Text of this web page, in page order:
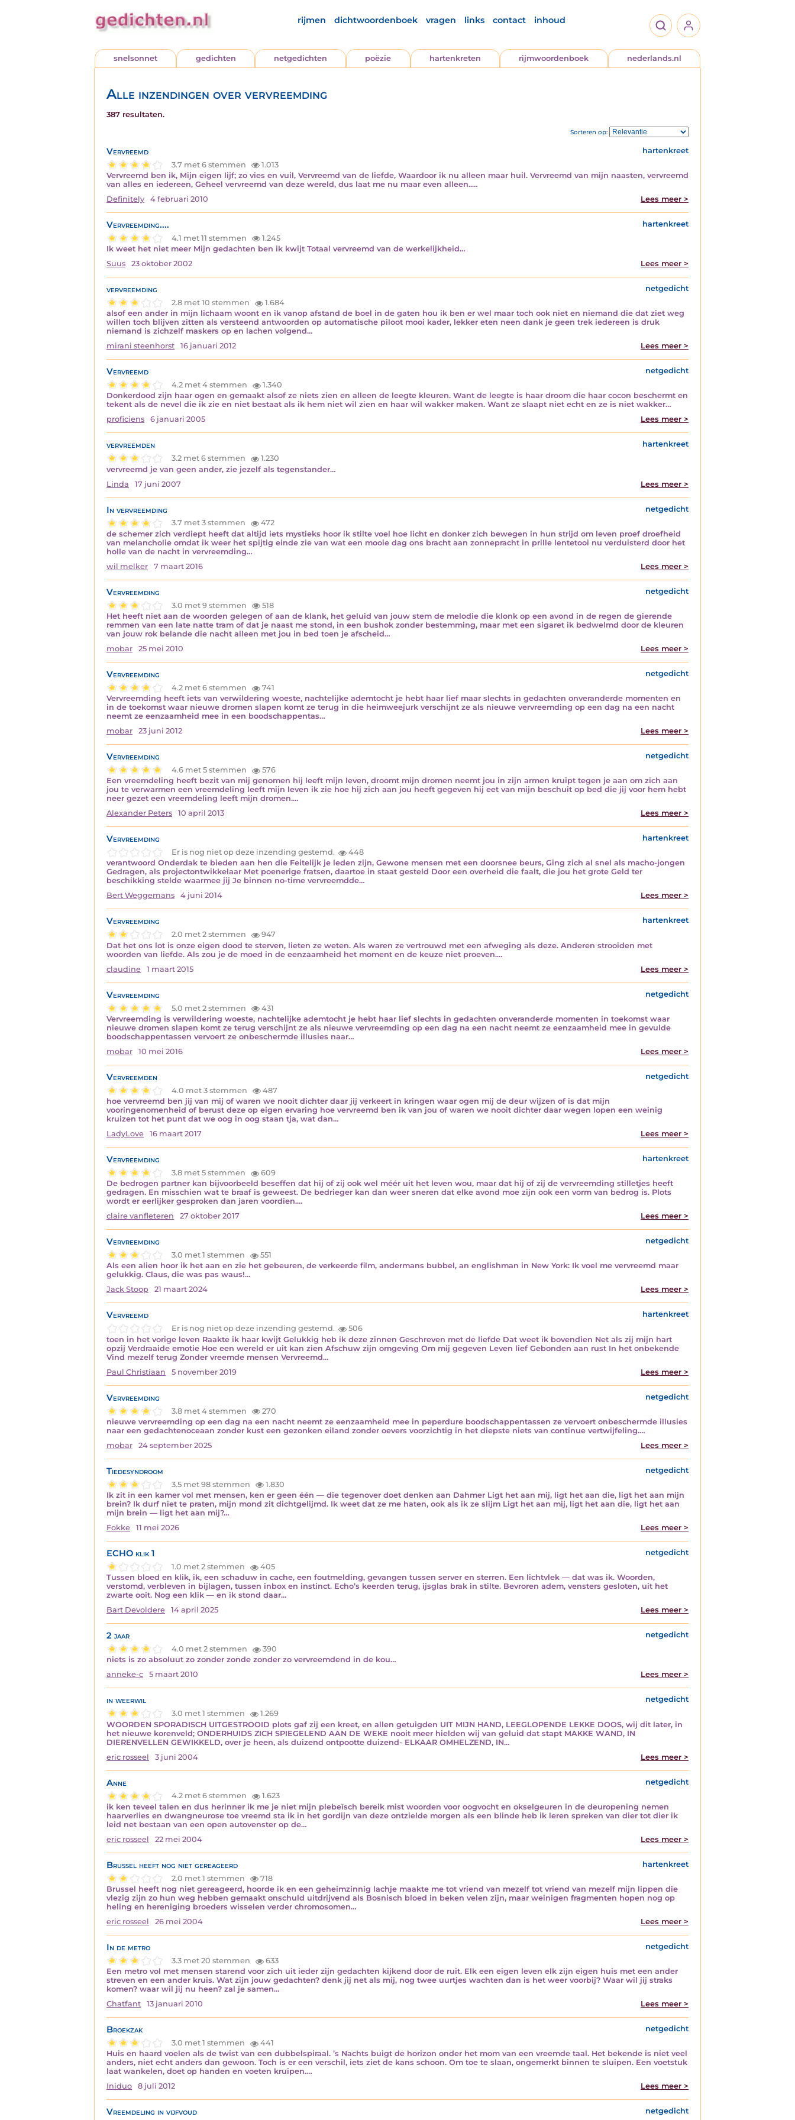
rijmen dichtwoordenboek vragen links contact inhoud
snelsonnet gedichten netgedichten poëzie hartenkreten rijmwoordenboek nederlands.nl
Alle inzendingen over vervreemding
387 resultaten.
Sorteren op:
Vervreemd
hartenkreet
3.7 met 6 stemmen
1.013
Vervreemd ben ik, Mijn eigen lijf; zo vies en vuil, Vervreemd van de liefde, Waardoor ik nu alleen maar huil. Vervreemd van mijn naasten, vervreemd
van alles en iedereen, Geheel vervreemd van deze wereld, dus laat me nu maar even alleen..…
Definitely
4 februari 2010 Lees meer >
Vervreemding....
hartenkreet
4.1 met 11 stemmen
1.245
Ik weet het niet meer Mijn gedachten ben ik kwijt Totaal vervreemd van de werkelijkheid…
Suus
23 oktober 2002 Lees meer >
vervreemding
netgedicht
2.8 met 10 stemmen
1.684
alsof een ander in mijn lichaam woont en ik vanop afstand de boel in de gaten hou ik ben er wel maar toch ook niet en niemand die dat ziet weg
willen toch blijven zitten als versteend antwoorden op automatische piloot mooi kader, lekker eten neen dank je geen trek iedereen is druk
niemand is zichzelf maskers op en lachen volgend…
mirani steenhorst
16 januari 2012 Lees meer >
Vervreemd
netgedicht
4.2 met 4 stemmen
1.340
Donkerdood zijn haar ogen en gemaakt alsof ze niets zien en alleen de leegte kleuren. Want de leegte is haar droom die haar cocon beschermt en
tekent als de nevel die ik zie en niet bestaat als ik hem niet wil zien en haar wil wakker maken. Want ze slaapt niet echt en ze is niet wakker…
proficiens
6 januari 2005 Lees meer >
vervreemden
hartenkreet
3.2 met 6 stemmen
1.230
vervreemd je van geen ander, zie jezelf als tegenstander…
Linda
17 juni 2007 Lees meer >
In vervreemding
netgedicht
3.7 met 3 stemmen
472
de schemer zich verdiept heeft dat altijd iets mystieks hoor ik stilte voel hoe licht en donker zich bewegen in hun strijd om leven proef droefheid
van melancholie omdat ik weer het spijtig einde zie van wat een mooie dag ons bracht aan zonnepracht in prille lentetooi nu verduisterd door het
holle van de nacht in vervreemding…
wil melker
7 maart 2016 Lees meer >
Vervreemding
netgedicht
3.0 met 9 stemmen
518
Het heeft niet aan de woorden gelegen of aan de klank, het geluid van jouw stem de melodie die klonk op een avond in de regen de gierende
remmen van een late natte tram of dat je naast me stond, in een bushok zonder bestemming, maar met een sigaret ik bedwelmd door de kleuren
van jouw rok belande die nacht alleen met jou in bed toen je afscheid…
mobar
25 mei 2010 Lees meer >
Vervreemding
netgedicht
4.2 met 6 stemmen
741
Vervreemding heeft iets van verwildering woeste, nachtelijke ademtocht je hebt haar lief maar slechts in gedachten onveranderde momenten en
in de toekomst waar nieuwe dromen slapen komt ze terug in die heimweejurk verschijnt ze als nieuwe vervreemding op een dag na een nacht
neemt ze eenzaamheid mee in een boodschappentas…
mobar
23 juni 2012 Lees meer >
Vervreemding
netgedicht
4.6 met 5 stemmen
576
Een vreemdeling heeft bezit van mij genomen hij leeft mijn leven, droomt mijn dromen neemt jou in zijn armen kruipt tegen je aan om zich aan
jou te verwarmen een vreemdeling leeft mijn leven ik zie hoe hij zich aan jou heeft gegeven hij eet van mijn beschuit op bed die jij voor hem hebt
neer gezet een vreemdeling leeft mijn dromen.…
Alexander Peters
10 april 2013 Lees meer >
Vervreemding
hartenkreet
Er is nog niet op deze inzending gestemd.
448
verantwoord Onderdak te bieden aan hen die Feitelijk je leden zijn, Gewone mensen met een doorsnee beurs, Ging zich al snel als macho-jongen
Gedragen, als projectontwikkelaar Met poenerige fratsen, daartoe in staat gesteld Door een overheid die faalt, die jou het grote Geld ter
beschikking stelde waarmee jij Je binnen no-time vervreemdde…
Bert Weggemans
4 juni 2014 Lees meer >
Vervreemding
hartenkreet
2.0 met 2 stemmen
947
Dat het ons lot is onze eigen dood te sterven, lieten ze weten. Als waren ze vertrouwd met een afweging als deze. Anderen strooiden met
woorden van liefde. Als zou je de moed in de eenzaamheid het moment en de keuze niet proeven.…
claudine
1 maart 2015 Lees meer >
Vervreemding
netgedicht
5.0 met 2 stemmen
431
Vervreemding is verwildering woeste, nachtelijke ademtocht je hebt haar lief slechts in gedachten onveranderde momenten in toekomst waar
nieuwe dromen slapen komt ze terug verschijnt ze als nieuwe vervreemding op een dag na een nacht neemt ze eenzaamheid mee in gevulde
boodschappentassen vervoert ze onbeschermde illusies naar…
mobar
10 mei 2016 Lees meer >
Vervreemden
netgedicht
4.0 met 3 stemmen
487
hoe vervreemd ben jij van mij of waren we nooit dichter daar jij verkeert in kringen waar ogen mij de deur wijzen of is dat mijn
vooringenomenheid of berust deze op eigen ervaring hoe vervreemd ben ik van jou of waren we nooit dichter daar wegen lopen een weinig
kruizen tot het punt dat we oog in oog staan tja, wat dan…
LadyLove
16 maart 2017 Lees meer >
Vervreemding
hartenkreet
3.8 met 5 stemmen
609
De bedrogen partner kan bijvoorbeeld beseffen dat hij of zij ook wel méér uit het leven wou, maar dat hij of zij de vervreemding stilletjes heeft
gedragen. En misschien wat te braaf is geweest. De bedrieger kan dan weer sneren dat elke avond moe zijn ook een vorm van bedrog is. Plots
wordt er eerlijker gesproken dan jaren voordien.…
claire vanfleteren
27 oktober 2017 Lees meer >
Vervreemding
netgedicht
3.0 met 1 stemmen
551
Als een alien hoor ik het aan en zie het gebeuren, de verkeerde film, andermans bubbel, an englishman in New York: Ik voel me vervreemd maar
gelukkig. Claus, die was pas waus!…
Jack Stoop
21 maart 2024 Lees meer >
Vervreemd
hartenkreet
Er is nog niet op deze inzending gestemd.
506
toen in het vorige leven Raakte ik haar kwijt Gelukkig heb ik deze zinnen Geschreven met de liefde Dat weet ik bovendien Net als zij mijn hart
opzij Verdraaide emotie Hoe een wereld er uit kan zien Afschuw zijn omgeving Om mij gegeven Leven lief Gebonden aan rust In het onbekende
Vind mezelf terug Zonder vreemde mensen Vervreemd…
Paul Christiaan
5 november 2019 Lees meer >
Vervreemding
netgedicht
3.8 met 4 stemmen
270
nieuwe vervreemding op een dag na een nacht neemt ze eenzaamheid mee in peperdure boodschappentassen ze vervoert onbeschermde illusies
naar een gedachtenoceaan zonder kust een gezonken eiland zonder oevers voorzichtig in het diepste niets van continue vertwijfeling.…
mobar
24 september 2025 Lees meer >
Tiedesyndroom
netgedicht
3.5 met 98 stemmen
1.830
Ik zit in een kamer vol met mensen, ken er geen één — die tegenover doet denken aan Dahmer Ligt het aan mij, ligt het aan die, ligt het aan mijn
brein? Ik durf niet te praten, mijn mond zit dichtgelijmd. Ik weet dat ze me haten, ook als ik ze slijm Ligt het aan mij, ligt het aan die, ligt het aan
mijn brein — ligt het aan mij?…
Fokke
11 mei 2026 Lees meer >
ECHO klik 1
netgedicht
1.0 met 2 stemmen
405
Tussen bloed en klik, ik, een schaduw in cache, een foutmelding, gevangen tussen server en sterren. Een lichtvlek — dat was ik. Woorden,
verstomd, verbleven in bijlagen, tussen inbox en instinct. Echo’s keerden terug, ijsglas brak in stilte. Bevroren adem, vensters gesloten, uit het
zwarte ooit. Nog een klik — en ik stond daar…
Bart Devoldere
14 april 2025 Lees meer >
2 jaar
netgedicht
4.0 met 2 stemmen
390
niets is zo absoluut zo zonder zonde zonder zo vervreemdend in de kou…
anneke-c
5 maart 2010 Lees meer >
in weerwil
netgedicht
3.0 met 1 stemmen
1.269
WOORDEN SPORADISCH UITGESTROOID plots gaf zij een kreet, en allen getuigden UIT MIJN HAND, LEEGLOPENDE LEKKE DOOS, wij dit later, in
het nieuwe korenveld; ONDERHUIDS ZICH SPIEGELEND AAN DE WEKE nooit meer hielden wij van geluid dat stapt MAKKE WAND, IN
DIERENVELLEN GEWIKKELD, over je heen, als duizend ontpootte duizend- ELKAAR OMHELZEND, IN…
eric rosseel
3 juni 2004 Lees meer >
Anne
netgedicht
4.2 met 6 stemmen
1.623
ik ken teveel talen en dus herinner ik me je niet mijn plebeïsch bereik mist woorden voor oogvocht en okselgeuren in de deuropening nemen
haarverlies en dwangneurose toe vreemd sta ik in het gordijn van deze ontzielde morgen als een blinde heb ik leren spreken van dier tot dier ik
leid net bestaan van een open autovenster op de…
eric rosseel
22 mei 2004 Lees meer >
Brussel heeft nog niet gereageerd
hartenkreet
2.0 met 1 stemmen
718
Brussel heeft nog niet gereageerd, hoorde ik en een geheimzinnig lachje maakte me tot vriend van mezelf tot vriend van mezelf mijn lippen die
vlezig zijn zo hun weg hebben gemaakt onschuld uitdrijvend als Bosnisch bloed in beken velen zijn, maar weinigen fragmenten hopen nog op
heling en hereniging broeders wisselen verder chromosomen…
eric rosseel
26 mei 2004 Lees meer >
In de metro
netgedicht
3.3 met 20 stemmen
633
Een metro vol met mensen starend voor zich uit ieder zijn gedachten kijkend door de ruit. Elk een eigen leven elk zijn eigen huis met een ander
streven en een ander kruis. Wat zijn jouw gedachten? denk jij net als mij, nog twee uurtjes wachten dan is het weer voorbij? Waar wil jij straks
komen? waar wil jij nu heen? zal je samen…
Chatfant
13 januari 2010 Lees meer >
Broekzak
netgedicht
3.0 met 1 stemmen
441
Huis en haard voelen als de twist van een dubbelspiraal. ’s Nachts buigt de horizon onder het mom van een vreemde taal. Het bekende is niet veel
anders, niet echt anders dan gewoon. Toch is er een verschil, iets ziet de kans schoon. Om toe te slaan, ongemerkt binnen te sluipen. Een voetstuk
laat wankelen, doet op handen en voeten kruipen.…
Iniduo
8 juli 2012 Lees meer >
Vreemdeling in vijfvoud netgedicht